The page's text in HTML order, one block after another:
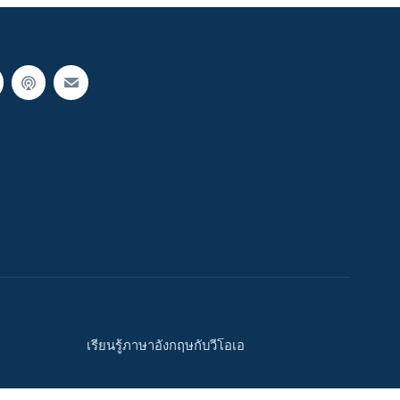
เรียนรู้ภาษาอังกฤษกับวีโอเอ